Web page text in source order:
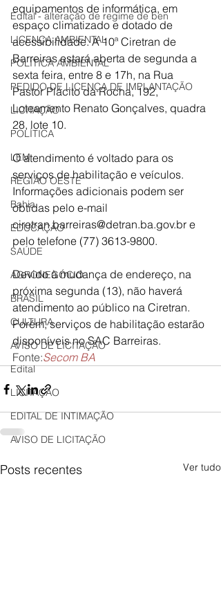
Edital - alteração de regime de ben
LICENÇA AMBIENTAL
POLÍTICA AMBIENTAL
PEDIDO DE LICENÇA DE IMPLANTAÇÃO
LICITAÇÃO
POLÍTICA
LEM
REGIÃO OESTE
Bahia
EDUCAÇÃO
SAÚDE
AGRONEGÓCIO
BRASIL
CULTURA
AVISO DE LICITAÇÃO
Edital
LICITAÇÃO
EDITAL DE INTIMAÇÃO
AVISO DE LICITAÇÃO
equipamentos de informática, em
espaço climatizado e dotado de
acessibilidade. A 10ª Ciretran de
Barreiras estará aberta de segunda a
sexta feira, entre 8 e 17h, na Rua
Pastor Plácito da Rocha, 192,
Loteamento Renato Gonçalves, quadra
28, lote 10.
O atendimento é voltado para os
serviços de habilitação e veículos.
Informações adicionais podem ser
obtidas pelo e-mail
ciretran.barreiras@detran.ba.gov.br e
pelo telefone (77) 3613-9800.
Devido à mudança de endereço, na
próxima segunda (13), não haverá
atendimento ao público na Ciretran.
Porém, serviços de habilitação estarão
disponíveis no SAC Barreiras.
Fonte:Secom BA
Posts recentes Ver tudo